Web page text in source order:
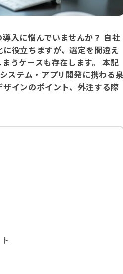
入に悩んでいませんか？ 自社
役立ちますが、選定を間違え
うケースも存在します。 本記
ステム・アプリ開発に携わる泉
インのポイント、外注する際